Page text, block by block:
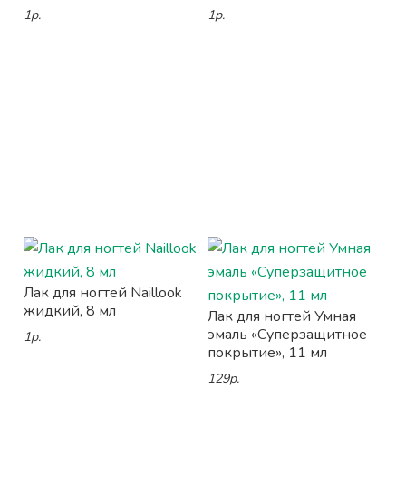
1р. 1р.
Лак для ногтей Naillook
жидкий, 8 мл
1р.
Лак для ногтей Умная
эмаль «Суперзащитное
покрытие», 11 мл
129р.